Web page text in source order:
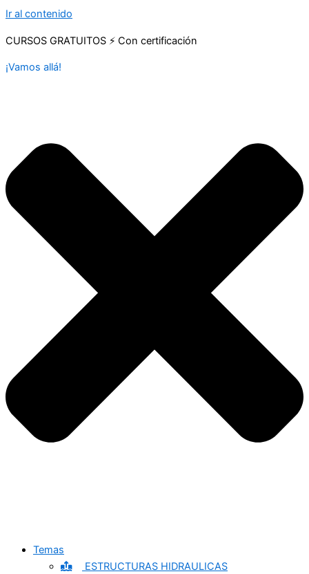
Ir al contenido
CURSOS GRATUITOS ⚡ Con certificación
¡Vamos allá!
Temas
ESTRUCTURAS HIDRAULICAS